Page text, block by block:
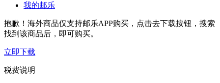
我的邮乐
抱歉！海外商品仅支持邮乐APP购买，点击去下载按钮，搜索
找到该商品后，即可购买。
立即下载
税费说明